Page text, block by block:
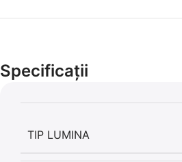
Specificații
TIP LUMINA